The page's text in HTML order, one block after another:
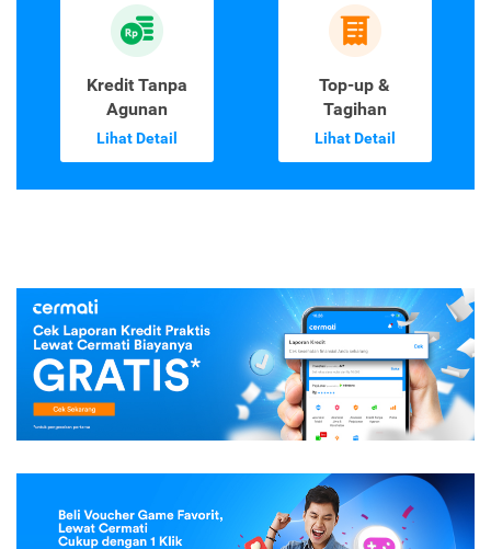
Kredit Tanpa
Agunan
Lihat Detail
Top-up &
Tagihan
Lihat Detail